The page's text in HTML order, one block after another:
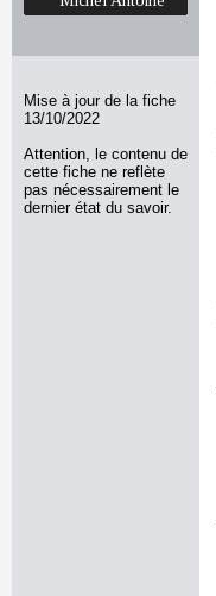
Mise à jour de la fiche
13/10/2022
Attention, le contenu de
cette fiche ne reflète
pas nécessairement le
dernier état du savoir.